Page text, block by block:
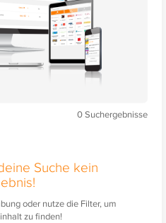
0Suchergebnisse
Suche kein
oder nutze die Filter, um
zu finden!